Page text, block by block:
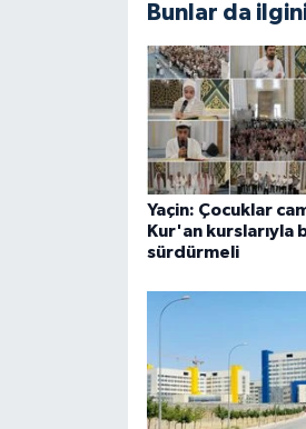
Bunlar da
Yaçin: Çocuklar
Kur'an kurslarıyla
sürdürmeli